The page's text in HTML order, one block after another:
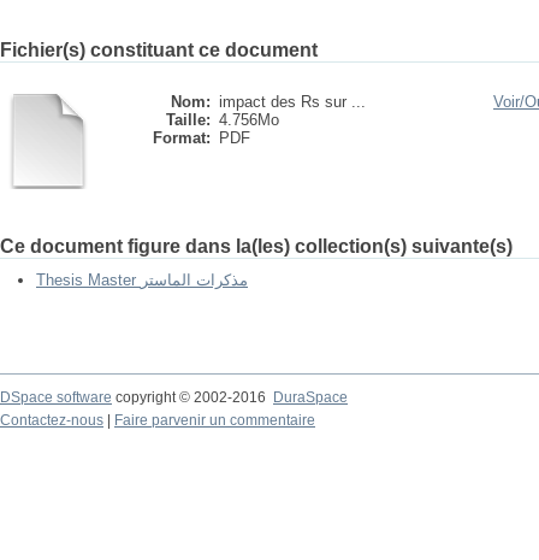
Fichier(s) constituant ce document
Nom: impact des Rs sur ...
Taille: 4.756Mo
Format:
PDF
Voir/
Ce document figure dans la(les) collection(s) suivante(s)
Thesis Master مذكرات الماستر
DSpace software copyright © 2002-2016
DuraSpace
Contactez-nous
Faire parvenir un commentaire